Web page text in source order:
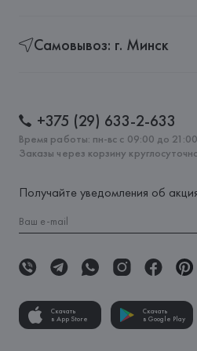
Самовывоз: г. Минск
+375 (29) 633-2-633
Время работы: пн-вс с 09:00 до
Заказы через корзину
Получайте уведомления об
Скачать
в App Store
Скачать
в Google Play